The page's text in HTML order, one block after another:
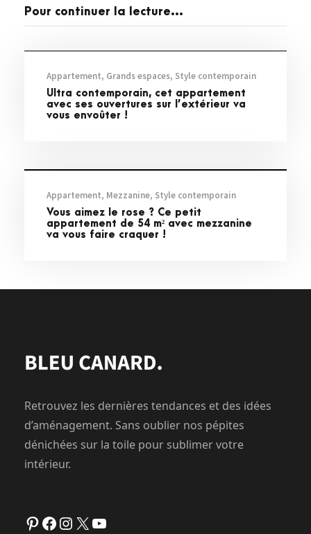
Pour continuer la lecture...
Visites privées
Appartement, Grands espaces, Style contemporain
Ultra contemporain, cet appartement
avec ses ouvertures sur l’extérieur va
vous envoûter !
Appartement, Mezzanine, Style contemporain
Vous aimez le rose ? Ce petit
appartement de 54 m² avec mezzanine
va vous faire craquer !
Retrouvez les dernières tendances et des idées
d’aménagement. Sans oublier nos pépites
dénichées sur la toile pour sublimer votre
intérieur.
Pinterest Facebook Instagram X YouTube